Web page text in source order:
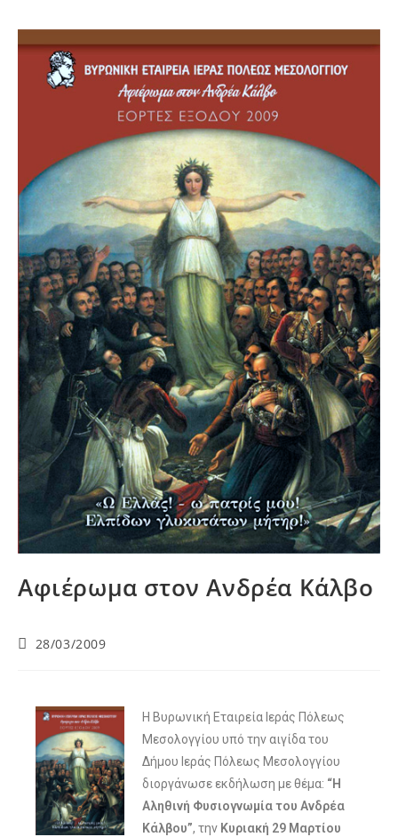
Αφιέρωμα στον Ανδρέα Κάλβο
28/03/2009
Η Βυρωνική Εταιρεία Ιεράς Πόλεως
Μεσολογγίου υπό την αιγίδα του
Δήμου Ιεράς Πόλεως Μεσολογγίου
διοργάνωσε εκδήλωση με θέμα: “Η
Αληθινή Φυσιογνωμία του Ανδρέα
Κάλβου”, την Κυριακή 29 Μαρτίου